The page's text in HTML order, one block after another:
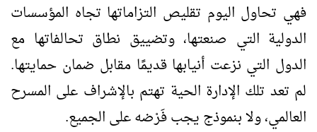
فهي تحاول اليوم تقليص التزاماتها تجاه المؤسسات
الدولية التي صنعتها، وتضييق نطاق تحالفاتها مع
الدول التي نزعت أنيابها قديمًا مقابل ضمان حمايتها.
لم تعد تلك الإدارة الحية تهتم بالإشراف على المسرح
العالمي، ولا بنموذج يجب فَرْضه على الجميع.